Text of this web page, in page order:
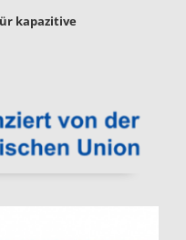
kapazitive